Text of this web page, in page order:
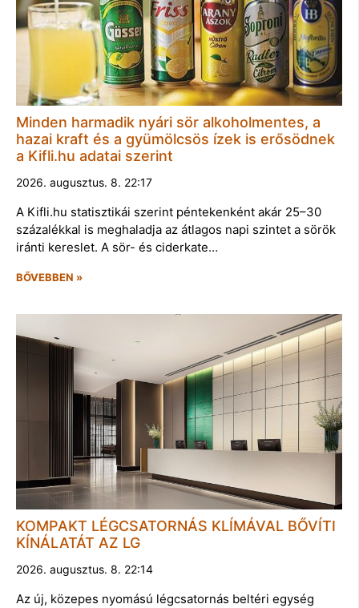
Minden harmadik nyári sör alkoholmentes, a
hazai kraft és a gyümölcsös ízek is erősödnek
a Kifli.hu adatai szerint
2026. augusztus. 8. 22:17
A Kifli.hu statisztikái szerint péntekenként akár 25–30
százalékkal is meghaladja az átlagos napi szintet a sörök
iránti kereslet. A sör- és ciderkate…
BŐVEBBEN »
KOMPAKT LÉGCSATORNÁS KLÍMÁVAL BŐVÍTI
KÍNÁLATÁT AZ LG
2026. augusztus. 8. 22:14
Az új, közepes nyomású légcsatornás beltéri egység